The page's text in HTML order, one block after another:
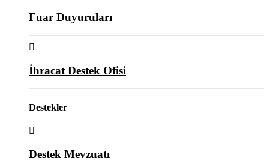
Fuar Duyuruları
İhracat Destek Ofisi
Destekler
Destek Mevzuatı